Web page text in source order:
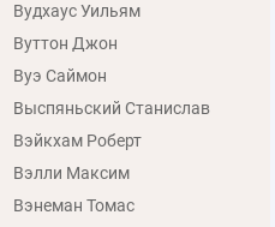
Вудхаус Уильям
Вуттон Джон
Вуэ Саймон
Выспяньский Станислав
Вэйкхам Роберт
Вэлли Максим
Вэнеман Томас